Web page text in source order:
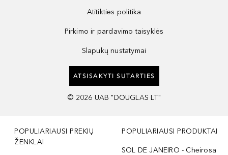
Atitikties politika
Pirkimo ir pardavimo taisyklės
Slapukų nustatymai
ATSISAKYTI SUTARTIES
© 2026 UAB "DOUGLAS LT"
POPULIARIAUSI PREKIŲ
ŽENKLAI
POPULIARIAUSI PRODUKTAI
SOL DE JANEIRO - Cheirosa